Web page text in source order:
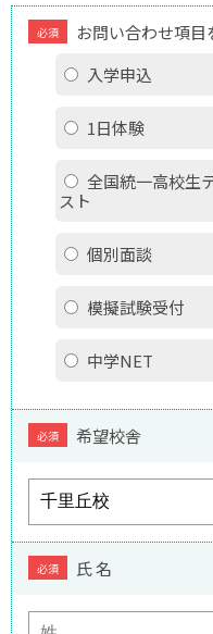
必須
お問い合わせ項
入学申込
1日体験
全国統一高校生
スト
個別面談
模擬試験受付
中学NET
必須 希望校舎
必須 氏 名